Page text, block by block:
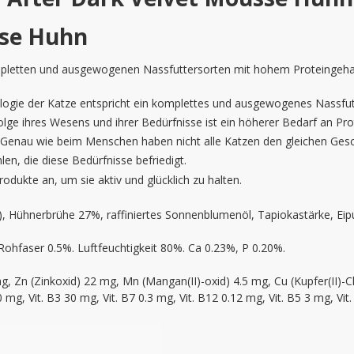
Huhn
und ausgewogenen Nassfuttersorten mit hohem
der Katze entspricht ein komplettes und ausgewogenes
ihres Wesens und ihrer Bedürfnisse ist ein höherer Bedarf an
wie beim Menschen haben nicht alle Katzen den gleichen
die diese Bedürfnisse befriedigt.
an, um sie aktiv und glücklich zu halten.
Hühnerbrühe 27%, raffiniertes Sonnenblumenöl, Tapiokastärke,
0.5%. Luftfeuchtigkeit 80%. Ca 0.23%, P 0.20%.
(Zinkoxid) 22 mg, Mn (Mangan(II)-oxid) 4.5 mg, Cu (Kupfer(II)-
Vit. B3 30 mg, Vit. B7 0.3 mg, Vit. B12 0.12 mg, Vit. B5 3 mg,